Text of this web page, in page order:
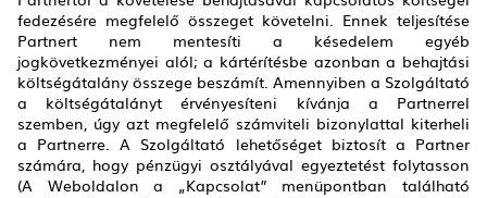
fedezésére megfelelő összeget követelni. Ennek teljesítése
Partnert nem mentesíti a késedelem egyéb
jogkövetkezményei alól; a kártérítésbe azonban a behajtási
költségátalány összege beszámít. Amennyiben a Szolgáltató
a költségátalányt érvényesíteni kívánja a Partnerrel
szemben, úgy azt megfelelő számviteli bizonylattal kiterheli
a Partnerre. A Szolgáltató lehetőséget biztosít a Partner
számára, hogy pénzügyi osztályával egyeztetést folytasson
(A Weboldalon a „Kapcsolat” menüpontban található